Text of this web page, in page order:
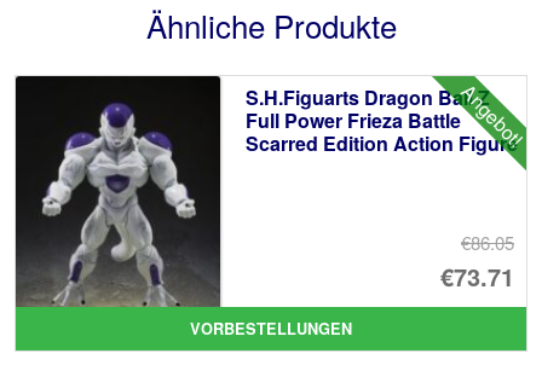
Ähnliche Produkte
Angebot!
S.H.Figuarts Dragon Ball Z
Full Power Frieza Battle
Scarred Edition Action Figure
€86.05
€73.71
VORBESTELLUNGEN